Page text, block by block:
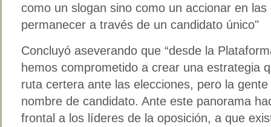
como un slogan sino como un accionar en
permanecer a través de un candidato único"
Concluyó aseverando que “desde la
hemos comprometido a crear una estrategia
ruta certera ante las elecciones, pero la
nombre de candidato. Ante este panorama
frontal a los líderes de la oposición, a que